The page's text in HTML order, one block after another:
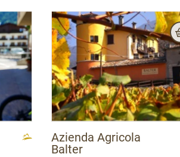
APT delle Valli di
APT Dolomiti
APT Garda
APT Madonna
APT San
Primiero e Vanoi
APT Trento,
APT Val di
Azienda Agricola
Balter